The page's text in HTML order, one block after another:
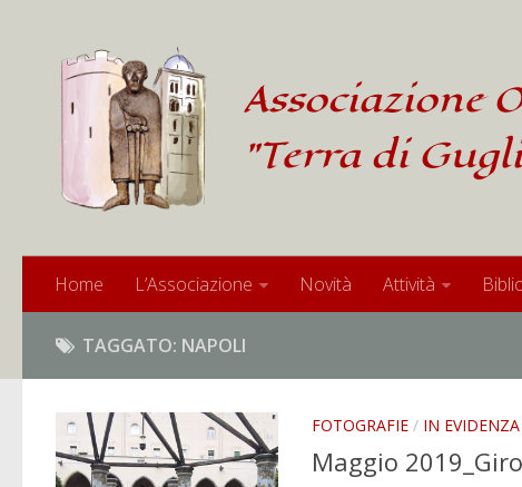
Associazione
"Terra di
Home L’Associazione Novità Attività
TAGGATO: NAPOLI
FOTOGRAFIE / IN EVIDENZA
Maggio